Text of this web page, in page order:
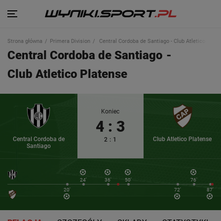
Strona główna Primera Division Central Cordoba de Santiago - Club Atletico
Central Cordoba de Santiago -
Club Atletico Platense
Central Cordoba de
Santiago
Koniec
4 : 3
2 : 1 Club Atletico Platense
24'
36'
20'
50'
76'
72'
87'